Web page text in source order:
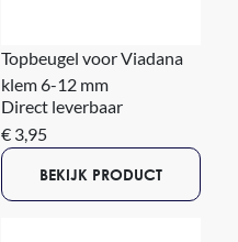
Topbeugel voor Viadana
klem 6-12 mm
Direct leverbaar
€ 3,95
BEKIJK PRODUCT